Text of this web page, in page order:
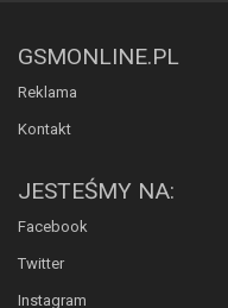
GSMONLINE.PL
Reklama
Kontakt
JESTEŚMY NA:
Facebook
Twitter
Instagram